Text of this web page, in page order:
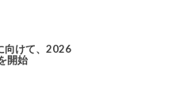
向けて、2026
開始